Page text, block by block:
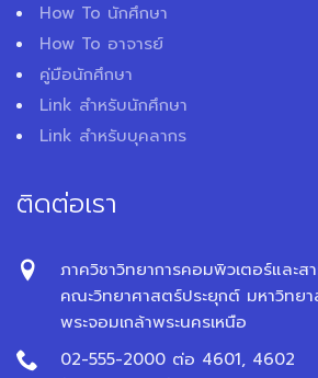
How To นักศึกษา
How To อาจารย์
คู่มือนักศึกษา
Link สำหรับนักศึกษา
Link สำหรับบุคลากร
ติดต่อเรา
ภาควิชาวิทยาการคอมพิวเตอร์และส
คณะวิทยาศาสตร์ประยุกต์ มหาวิทยา
พระจอมเกล้าพระนครเหนือ
02-555-2000 ต่อ 4601, 4602